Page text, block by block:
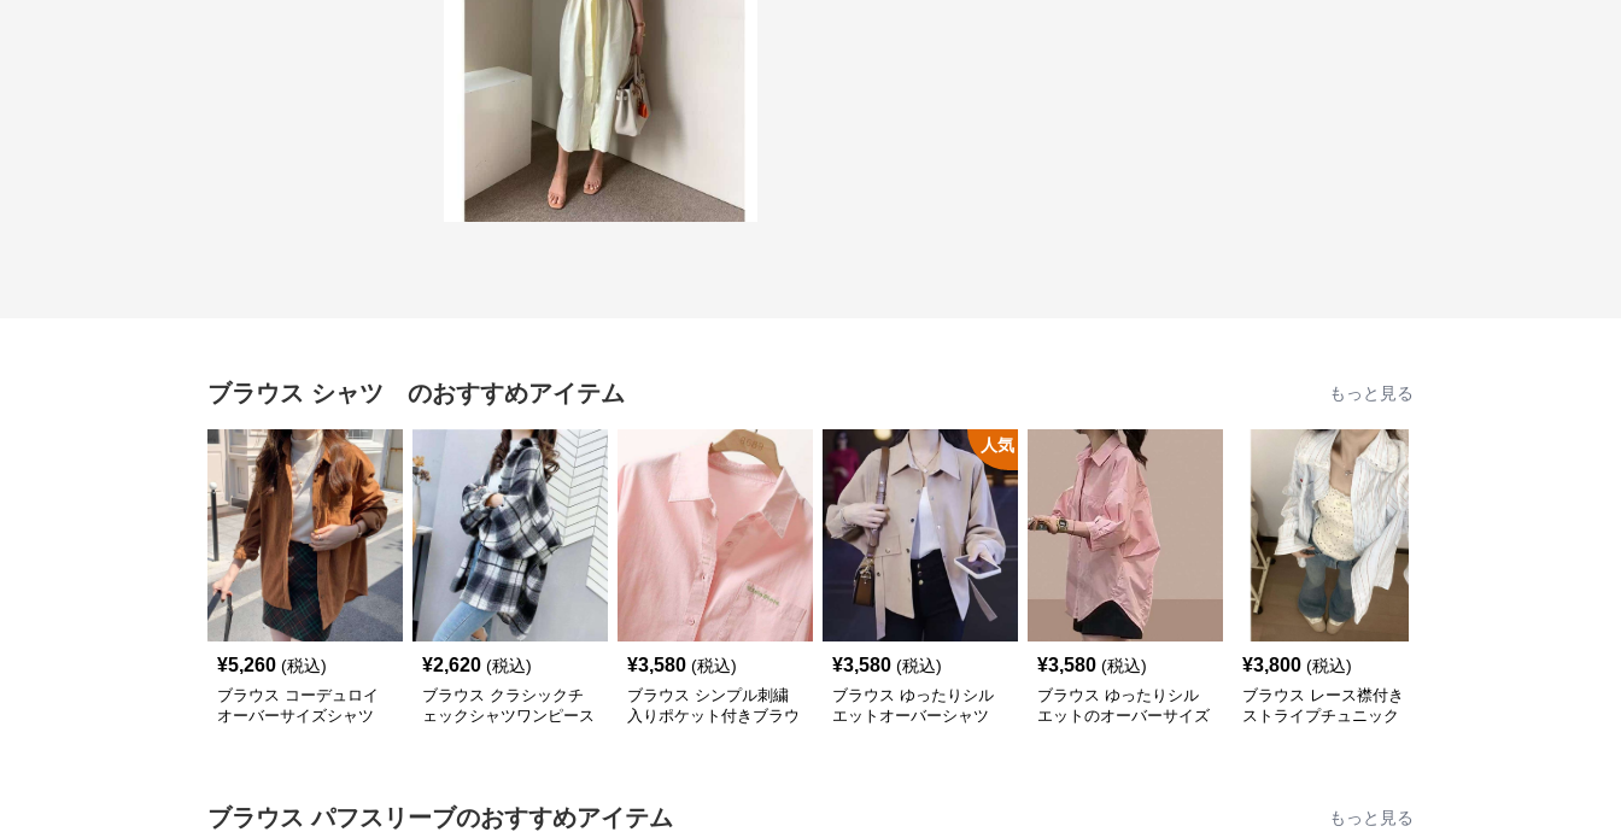
ブラウス シャツ のおすすめアイテム もっと見る
¥5,260 (税込)
ブラウス コーデュロイ
オーバーサイズシャツ
¥2,620 (税込)
ブラウス クラシックチ
ェックシャツワンピース
¥3,580 (税込)
ブラウス シンプル刺繍
入りポケット付きブラウ
人気
¥3,580 (税込)
ブラウス ゆったりシル
エットオーバーシャツ
¥3,580 (税込)
ブラウス ゆったりシル
エットのオーバーサイズ
¥3,800 (税込)
ブラウス レース襟付き
ストライプチュニック
ブラウス パフスリーブのおすすめアイテム もっと見る